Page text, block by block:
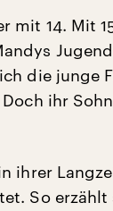
mit 14. Mit
die junge
ihr
ihrer
So